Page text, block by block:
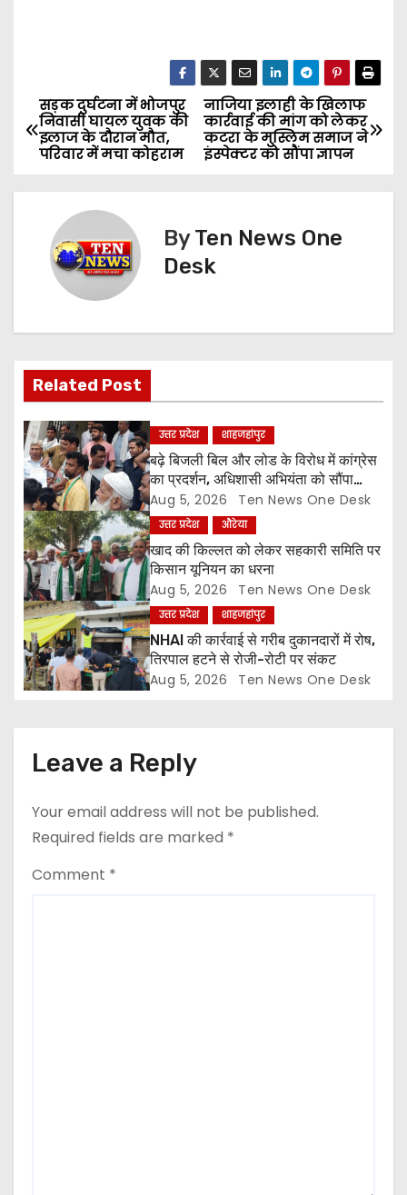
P
o
s
g
a
t
i
o
n
नाजिया इलाही के खिलाफ
कार्रवाई की मांग को लेकर
कटरा के मुस्लिम समाज ने
इंस्पेक्टर को सौंपा ज्ञापन
सड़क दुर्घटना में भोजपुर
निवासी घायल युवक की
इलाज के दौरान मौत,
परिवार में मचा कोहराम
ByTen News One
Desk
Related Post
उत्तर प्रदेश शाहजहांपुर
बढ़े बिजली बिल और लोड के विरोध में कांग्रेस
का प्रदर्शन, अधिशासी अभियंता को सौंपा
ज्ञापन
Aug 5, 2026 Ten News One Desk
उत्तर प्रदेश औरेया
खाद की किल्लत को लेकर सहकारी समिति पर
किसान यूनियन का धरना
Aug 5, 2026 Ten News One Desk
उत्तर प्रदेश शाहजहांपुर
NHAI की कार्रवाई से गरीब दुकानदारों में रोष,
तिरपाल हटने से रोजी-रोटी पर संकट
Aug 5, 2026 Ten News One Desk
Leave a Reply
Your email address will not be published.
Required fields are marked *
Comment *